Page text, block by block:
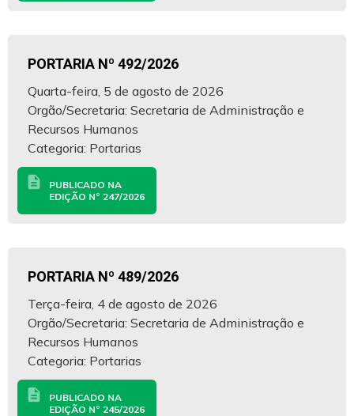
PORTARIA Nº 492/2026
Quarta-feira, 5 de agosto de 2026
Orgão/Secretaria: Secretaria de Administração e
Recursos Humanos
Categoria: Portarias
description
PUBLICADO NA
EDIÇÃO Nº 247/2026
PORTARIA Nº 489/2026
Terça-feira, 4 de agosto de 2026
Orgão/Secretaria: Secretaria de Administração e
Recursos Humanos
Categoria: Portarias
description
PUBLICADO NA
EDIÇÃO Nº 245/2026